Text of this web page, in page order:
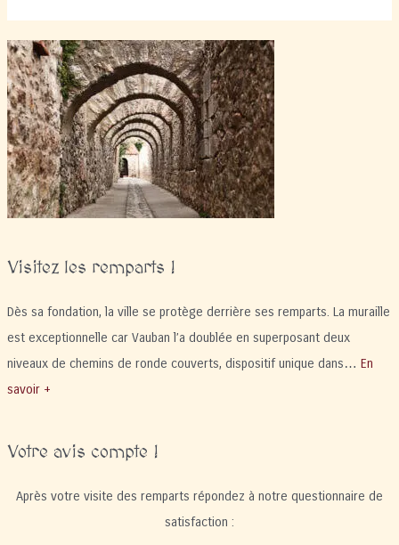
Visitez les remparts !
Dès sa fondation, la ville se protège derrière ses remparts. La muraille
est exceptionnelle car Vauban l’a doublée en superposant deux
niveaux de chemins de ronde couverts, dispositif unique dans… En
savoir +
Votre avis compte !
Après votre visite des remparts répondez à notre questionnaire de
satisfaction :
à
Villefranche
de
Conflent
du
4
au
6
avril